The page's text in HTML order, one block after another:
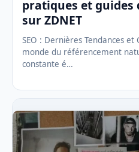
pratiques et guides
sur ZDNET
SEO : Dernières Tendances et
monde du référencement
constante é…